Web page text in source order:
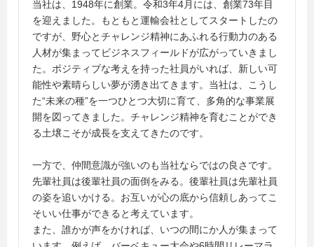
当社は、1948年に創業。令和3年4月には、創業73年目
を迎えました。もともと運輸会社としてスタートしたの
ですが、野心とチャレンジ精神にあふれる行動力のある
人材が集まってビジネスフィールドが広がっていきまし
た。ポジティブな考えを持った社員がいれば、新しい可
能性や素晴らしい夢が湧き出てきます。当社は、こうし
た“未来の種”を一つひとつ大切に育て、多角的な事業展
開を図ってきました。チャレンジ精神を育むことができ
る土壌こそが成長を支えてきたのです。
一方で、仲間意識が強いのも当社ならではの良さです。
先輩社員は後輩社員の面倒をみる。後輩社員は先輩社員
の姿を追いかける。お互いが心の底から信頼しあってこ
そいい仕事ができると考えています。
また、誰かが声をかければ、いつの間にか人が集まって